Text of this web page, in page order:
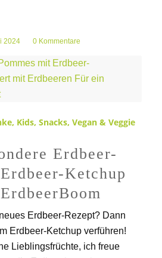
2024 0 Kommentare
, Kids,Snacks,Vegan & Veggie
Erdbeer-
Ketchup
Erdbeer-Rezept? Dann
Erdbeer-Ketchup verführen!
Lieblingsfrüchte, ich freue